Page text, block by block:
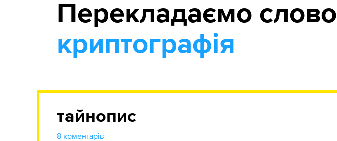
Перекладаємо слово
криптографія
тайнопис
8 коментарів